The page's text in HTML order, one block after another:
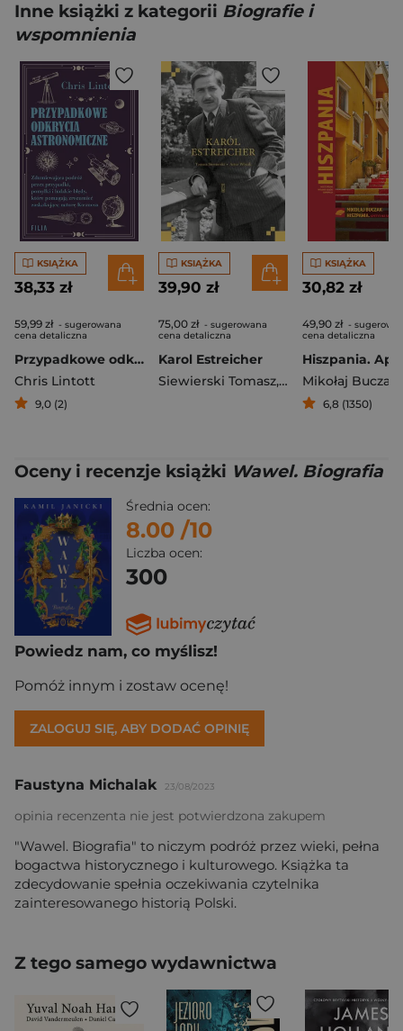
Inne książki z kategorii Biografie i
wspomnienia
KSIĄŻKA
38,33 zł
59,99 zł - sugerowana
cena detaliczna
Przypadkowe odkrycia astronomiczne
Chris Lintott
9,0 (2)
KSIĄŻKA
39,90 zł
75,00 zł - sugerowana
cena detaliczna
Karol Estreicher
Siewierski Tomasz, Artur Wójcik
KSIĄŻKA
30,82 zł
49,90 zł -
cena detaliczna
Mikołaj Buczak
6,8 (1350)
Oceny i recenzje książki Wawel. Biografia
Średnia ocen:
8.00 /10
Liczba ocen:
300
Powiedz nam, co myślisz!
Pomóż innym i zostaw ocenę!
ZALOGUJ SIĘ, ABY DODAĆ OPINIĘ
Faustyna Michalak 23/08/2023
opinia recenzenta nie jest potwierdzona zakupem
"Wawel. Biografia" to niczym podróż przez wieki, pełna
bogactwa historycznego i kulturowego. Książka ta
zdecydowanie spełnia oczekiwania czytelnika
zainteresowanego historią Polski.
Z tego samego wydawnictwa